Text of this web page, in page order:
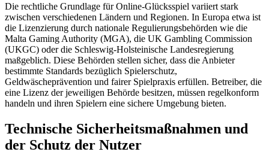
panel
satın al
panel
panel
panel
panel
Die rechtliche Grundlage für Online-Glücksspiel variiert stark
zwischen verschiedenen Ländern und Regionen. In Europa etwa ist
die Lizenzierung durch nationale Regulierungsbehörden wie die
Malta Gaming Authority (MGA), die UK Gambling Commission
(UKGC) oder die Schleswig-Holsteinische Landesregierung
maßgeblich. Diese Behörden stellen sicher, dass die Anbieter
bestimmte Standards bezüglich Spielerschutz,
Geldwäscheprävention und fairer Spielpraxis erfüllen. Betreiber, die
eine Lizenz der jeweiligen Behörde besitzen, müssen regelkonform
handeln und ihren Spielern eine sichere Umgebung bieten.
Technische Sicherheitsmaßnahmen und
der Schutz der Nutzer